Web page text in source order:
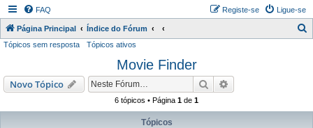
FAQ Ligue-se
Registe-se
Página Principal Índice do Fórum
i
Tópicos sem resposta Tópicos ativos
Movie Finder
Novo Tópico Pesquisar
6 tópicos • Página 1 de 1
Tópicos